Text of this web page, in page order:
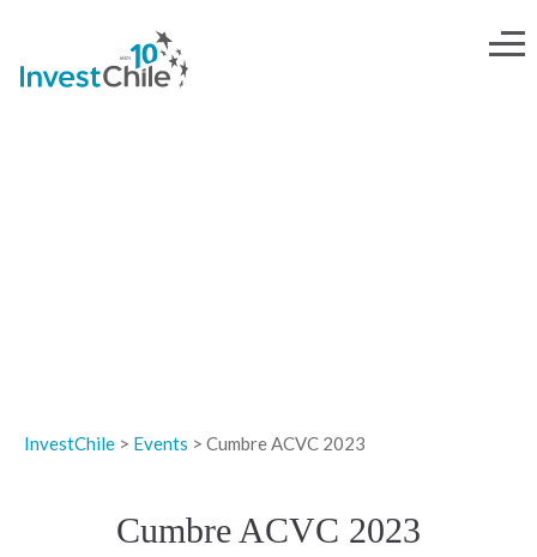
InvestChile > Events > Cumbre ACVC 2023
Cumbre ACVC 2023